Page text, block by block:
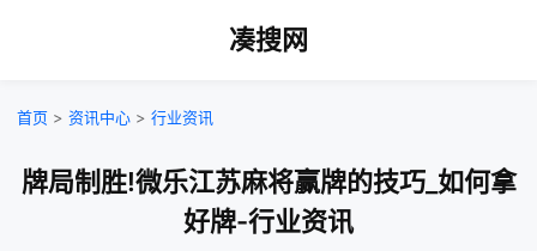
凑搜网
首页 > 资讯中心 > 行业资讯
牌局制胜!微乐江苏麻将赢牌的技巧_如何拿
好牌-行业资讯